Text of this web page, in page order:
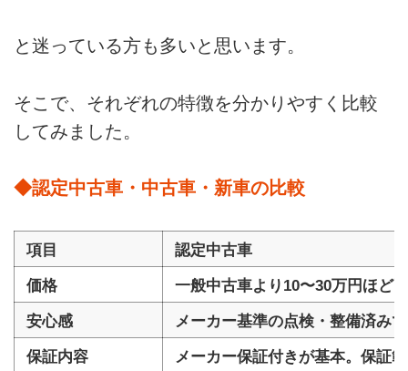
と迷っている方も多いと思います。
そこで、それぞれの特徴を分かりやすく比較
してみました。
◆認定中古車・中古車・新車の比較
項目
認定中古車
価格
一般中古車より10〜30万円ほど
安心感
メーカー基準の点検・整備済み
保証内容
メーカー保証付きが基本。保証